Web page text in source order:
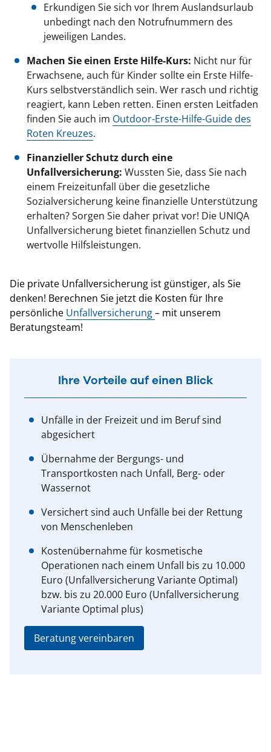
Erkundigen Sie sich vor Ihrem Auslandsurlaub
unbedingt nach den Notrufnummern des
jeweiligen Landes.
Machen Sie einen Erste Hilfe-Kurs: Nicht nur für
Erwachsene, auch für Kinder sollte ein Erste Hilfe-
Kurs selbstverständlich sein. Wer rasch und richtig
reagiert, kann Leben retten. Einen ersten Leitfaden
finden Sie auch im Outdoor-Erste-Hilfe-Guide des
Roten Kreuzes.
Finanzieller Schutz durch eine
Unfallversicherung: Wussten Sie, dass Sie nach
einem Freizeitunfall über die gesetzliche
Sozialversicherung keine finanzielle Unterstützung
erhalten? Sorgen Sie daher privat vor! Die UNIQA
Unfallversicherung bietet finanziellen Schutz und
wertvolle Hilfsleistungen.
Die private Unfallversicherung ist günstiger, als Sie
denken! Berechnen Sie jetzt die Kosten für Ihre
persönliche Unfallversicherung– mit unserem
Beratungsteam!
Ihre Vorteile auf einen Blick
Unfälle in der Freizeit und im Beruf sind
abgesichert
Übernahme der Bergungs- und
Transportkosten nach Unfall, Berg- oder
Wassernot
Versichert sind auch Unfälle bei der Rettung
von Menschenleben
Kostenübernahme für kosmetische
Operationen nach einem Unfall bis zu 10.000
Euro (Unfallversicherung Variante Optimal)
bzw. bis zu 20.000 Euro (Unfallversicherung
Variante Optimal plus)
Beratung vereinbaren